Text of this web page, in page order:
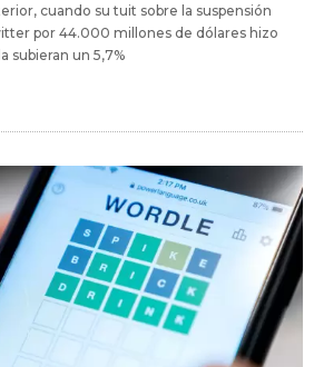
cuando su tuit sobre la suspensión
por 44.000 millones de dólares hizo
subieran un 5,7%